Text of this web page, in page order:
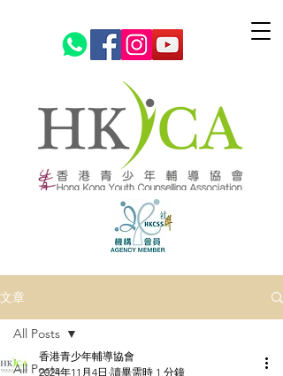
文章
All Posts
All Posts
香港青少年輔導協會
2024年11月4日 讀畢需時 1 分鐘